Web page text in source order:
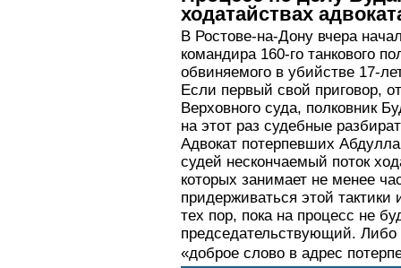
ходатайствах
В Ростове-на-Дону вчера
командира 160-го танкового
обвиняемого в убийстве 17-
Если первый свой приговор,
Верховного суда, полковник
на этот раз судебные
Адвокат потерпевших
судей нескончаемый поток
которых занимает не менее
придерживаться этой
тех пор, пока на процесс не
председательствующий.
«доброе слово в адрес